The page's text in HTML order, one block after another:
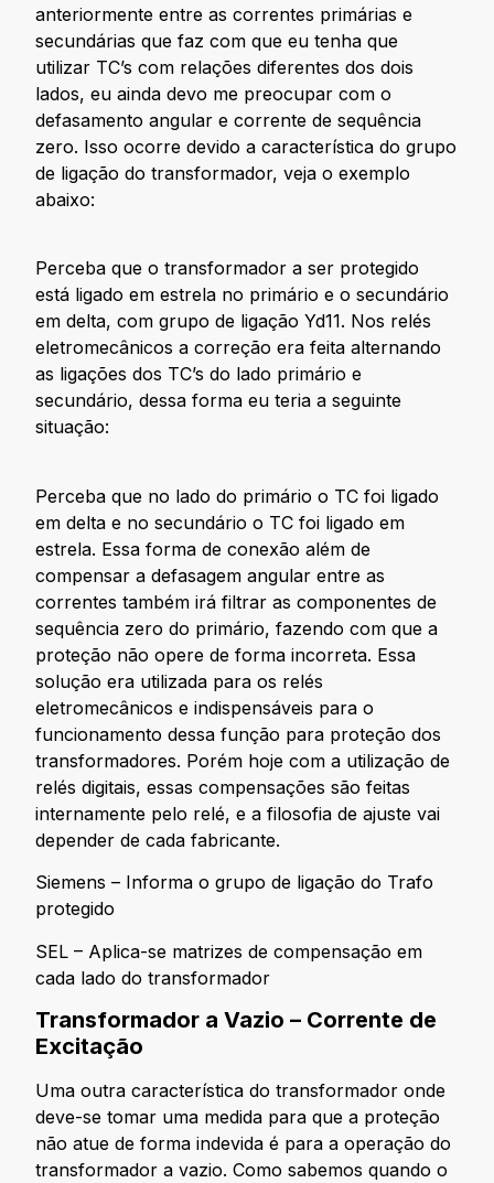
anteriormente entre as correntes primárias e
secundárias que faz com que eu tenha que
utilizar TC’s com relações diferentes dos dois
lados, eu ainda devo me preocupar com o
defasamento angular e corrente de sequência
zero. Isso ocorre devido a característica do grupo
de ligação do transformador, veja o exemplo
abaixo:
Perceba que o transformador a ser protegido
está ligado em estrela no primário e o secundário
em delta, com grupo de ligação Yd11. Nos relés
eletromecânicos a correção era feita alternando
as ligações dos TC’s do lado primário e
secundário, dessa forma eu teria a seguinte
situação:
Perceba que no lado do primário o TC foi ligado
em delta e no secundário o TC foi ligado em
estrela. Essa forma de conexão além de
compensar a defasagem angular entre as
correntes também irá filtrar as componentes de
sequência zero do primário, fazendo com que a
proteção não opere de forma incorreta. Essa
solução era utilizada para os relés
eletromecânicos e indispensáveis para o
funcionamento dessa função para proteção dos
transformadores. Porém hoje com a utilização de
relés digitais, essas compensações são feitas
internamente pelo relé, e a filosofia de ajuste vai
depender de cada fabricante.
Siemens – Informa o grupo de ligação do Trafo
protegido
SEL – Aplica-se matrizes de compensação em
cada lado do transformador
Transformador a Vazio – Corrente de
Excitação
Uma outra característica do transformador onde
deve-se tomar uma medida para que a proteção
não atue de forma indevida é para a operação do
transformador a vazio. Como sabemos quando o